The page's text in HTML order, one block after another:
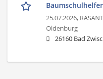
25.07.2026,
Oldenburg
26160 Bad